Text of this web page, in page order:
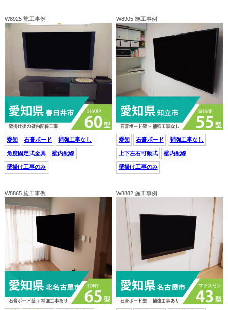
W8925 施工事例
愛知 石膏ボード 補強工事なし
角度固定式金具 壁内配線
壁掛け工事のみ
W8905 施工事例
愛知 石膏ボード 補強工事なし
上下左右可動式 壁内配線
壁掛け工事のみ
W8865 施工事例 W8882 施工事例